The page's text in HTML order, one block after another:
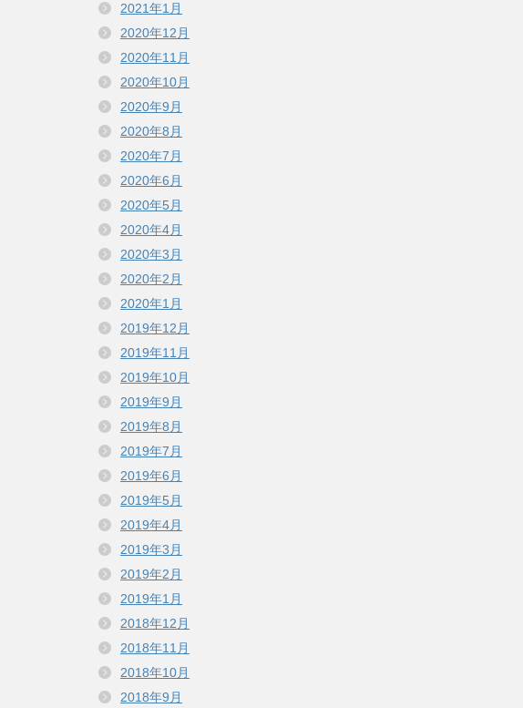
2021年1月
2020年12月
2020年11月
2020年10月
2020年9月
2020年8月
2020年7月
2020年6月
2020年5月
2020年4月
2020年3月
2020年2月
2020年1月
2019年12月
2019年11月
2019年10月
2019年9月
2019年8月
2019年7月
2019年6月
2019年5月
2019年4月
2019年3月
2019年2月
2019年1月
2018年12月
2018年11月
2018年10月
2018年9月